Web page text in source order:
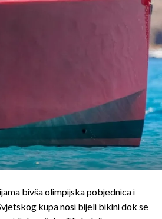
bivša olimpijska pobjednica i
kupa nosi bijeli bikini dok se